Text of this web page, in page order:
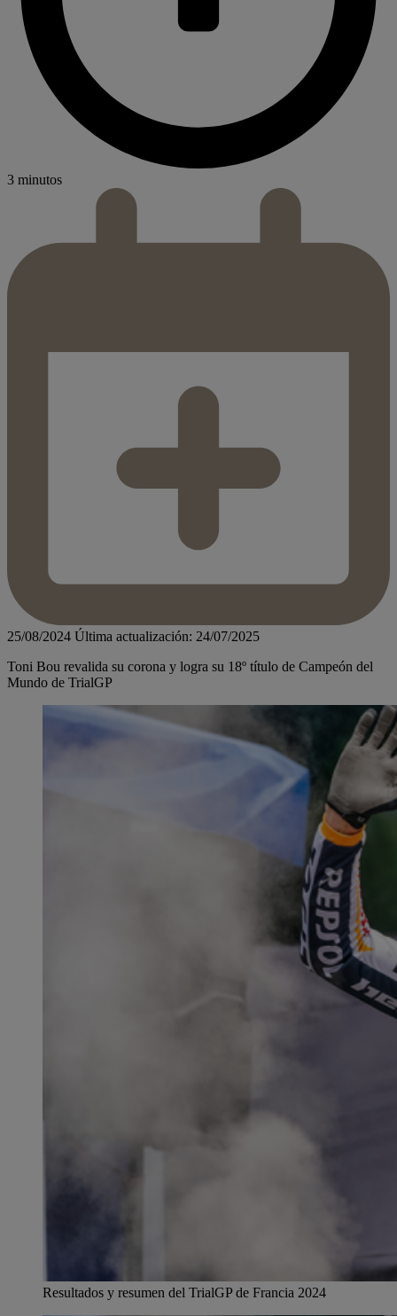
3 minutos
25/08/2024 Última actualización: 24/07/2025
Toni Bou revalida su corona y logra su 18º título de Campeón del
Mundo de TrialGP
Resultados y resumen del TrialGP de Francia 2024